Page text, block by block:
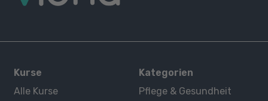
Kurse
Alle Kurse
Kategorien
Pflege & Gesundheit